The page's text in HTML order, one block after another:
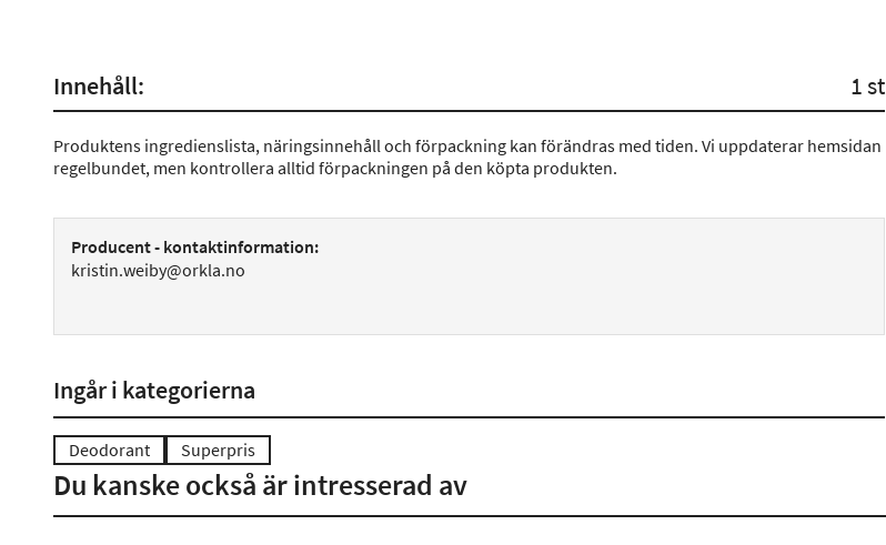
Innehåll: 1 st
Produktens ingredienslista, näringsinnehåll och förpackning kan förändras med tiden. Vi uppdaterar hemsidan
regelbundet, men kontrollera alltid förpackningen på den köpta produkten.
Producent - kontaktinformation:
kristin.weiby@orkla.no
Ingår i kategorierna
Deodorant Superpris
Du kanske också är intresserad av